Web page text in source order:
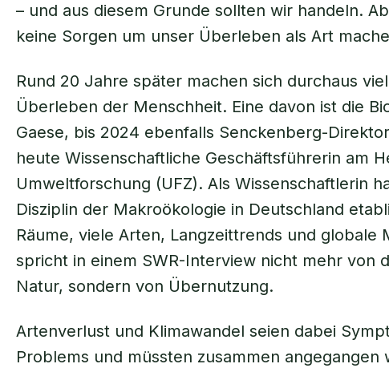
– und aus diesem Grunde sollten wir handeln.
keine Sorgen um unser Überleben als Art
Rund 20 Jahre später machen sich durchaus
Überleben der Menschheit. Eine davon ist die
Gaese, bis 2024 ebenfalls Senckenberg-
heute Wissenschaftliche Geschäftsführerin am
Umweltforschung (UFZ). Als Wissenschaftlerin
Disziplin der Makroökologie in Deutschland
Räume, viele Arten, Langzeittrends und globale
spricht in einem SWR-Interview nicht mehr von
Natur, sondern von Übernutzung.
Artenverlust und Klimawandel seien dabei
Problems und müssten zusammen angegangen